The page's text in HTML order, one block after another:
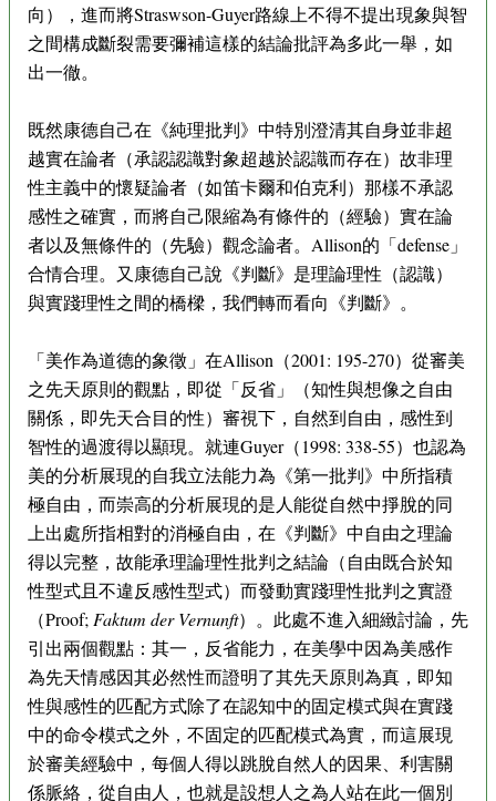
向），進而將Straswson-Guyer路線上不得不提出現象與智
之間構成斷裂需要彌補這樣的結論批評為多此一舉，如
出一徹。
既然康德自己在《純理批判》中特別澄清其自身並非超
越實在論者（承認認識對象超越於認識而存在）故非理
性主義中的懷疑論者（如笛卡爾和伯克利）那樣不承認
感性之確實，而將自己限縮為有條件的（經驗）實在論
者以及無條件的（先驗）觀念論者。Allison的「defense」
合情合理。又康德自己說《判斷》是理論理性（認識）
與實踐理性之間的橋樑，我們轉而看向《判斷》。
「美作為道德的象徵」在Allison（2001: 195-270）從審美
之先天原則的觀點，即從「反省」（知性與想像之自由
關係，即先天合目的性）審視下，自然到自由，感性到
智性的過渡得以顯現。就連Guyer（1998: 338-55）也認為
美的分析展現的自我立法能力為《第一批判》中所指積
極自由，而崇高的分析展現的是人能從自然中掙脫的同
上出處所指相對的消極自由，在《判斷》中自由之理論
得以完整，故能承理論理性批判之結論（自由既合於知
性型式且不違反感性型式）而發動實踐理性批判之實證
（Proof; Faktum der Vernunft）。此處不進入細緻討論，先
引出兩個觀點：其一，反省能力，在美學中因為美感作
為先天情感因其必然性而證明了其先天原則為真，即知
性與感性的匹配方式除了在認知中的固定模式與在實踐
中的命令模式之外，不固定的匹配模式為實，而這展現
於審美經驗中，每個人得以跳脫自然人的因果、利害關
係脈絡，從自由人，也就是設想人之為人站在此一個別